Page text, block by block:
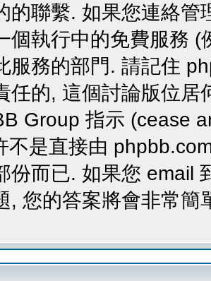
的聯繫. 如果您連絡
個執行中的免費服務
服務的部門. 請記住
任的, 這個討論版位
Group 指示 (cease
不是直接由
份而已. 如果您 email
, 您的答案將會非常簡